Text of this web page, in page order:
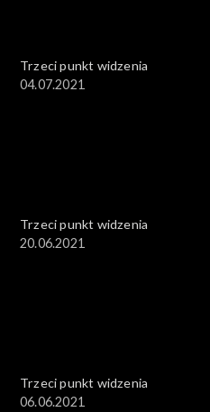
Trzeci punkt widzenia
04.07.2021
Trzeci punkt widzenia
20.06.2021
Trzeci punkt widzenia
06.06.2021